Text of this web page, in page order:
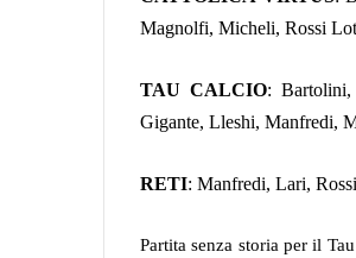
Magnolfi, Micheli, Rossi
TAU CALCIO: Bartolini,
Gigante, Lleshi, Manfredi,
RETI: Manfredi, Lari,
Partita senza storia per il